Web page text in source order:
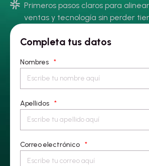
Primeros pasos claros para
ventas y tecnología sin perder
Completa tus datos
Nombres *
Apellidos *
Correo electrónico *